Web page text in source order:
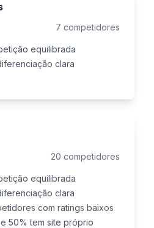
7 competidores
equilibrada
clara
20 competidores
equilibrada
clara
com ratings baixos
50% tem site próprio